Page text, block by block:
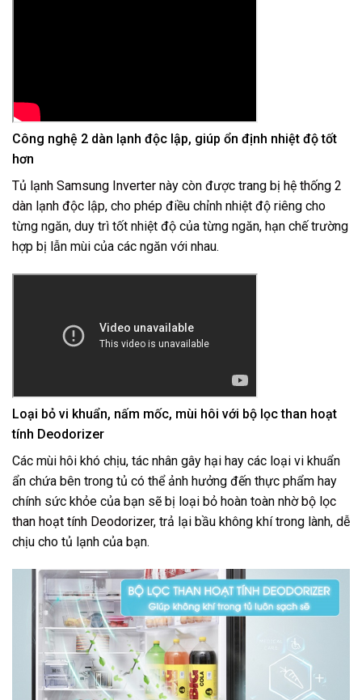
Công nghệ 2 dàn lạnh độc lập, giúp ổn định nhiệt độ tốt
hơn
Tủ lạnh Samsung Inverter này còn được trang bị hệ thống 2
dàn lạnh độc lập, cho phép điều chỉnh nhiệt độ riêng cho
từng ngăn, duy trì tốt nhiệt độ của từng ngăn, hạn chế trường
hợp bị lẫn mùi của các ngăn với nhau.
Loại bỏ vi khuẩn, nấm mốc, mùi hôi với bộ lọc than hoạt
tính Deodorizer
Các mùi hôi khó chịu, tác nhân gây hại hay các loại vi khuẩn
ẩn chứa bên trong tủ có thể ảnh hưởng đến thực phẩm hay
chính sức khỏe của bạn sẽ bị loại bỏ hoàn toàn nhờbộ lọc
than hoạt tính Deodorizer, trả lại bầu không khí trong lành, dễ
chịu cho tủ lạnh của bạn.